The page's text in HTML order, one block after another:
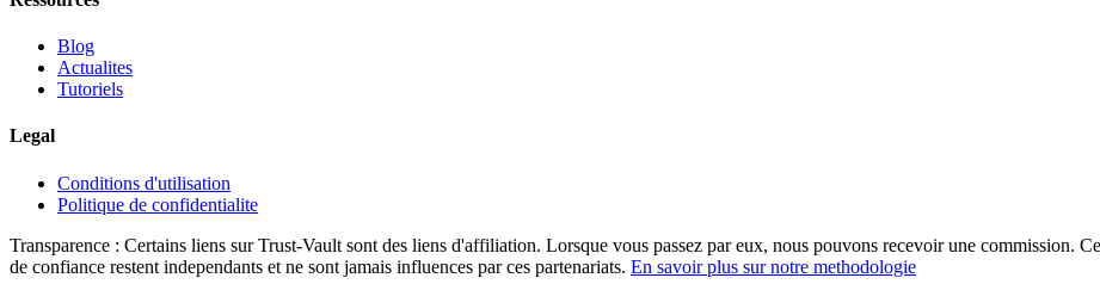
Blog
Actualites
Tutoriels
Legal
Conditions d'utilisation
Politique de confidentialite
Transparence : Certains liens sur Trust-Vault sont des liens d'affiliation. Lorsque vous passez par eux, nous pouvons recevoir une commission.
de confiance restent independants et ne sont jamais influences par ces partenariats. En savoir plus sur notre methodologie